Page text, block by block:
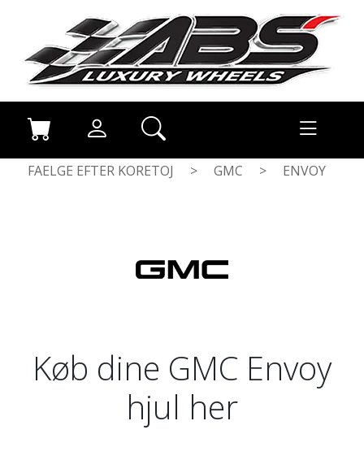
FAELGE EFTER KORETOJ > GMC > ENVOY
Køb dine GMC Envoy
hjul her